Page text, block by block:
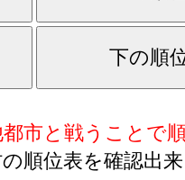
市と戦うことで
順位表を確認出